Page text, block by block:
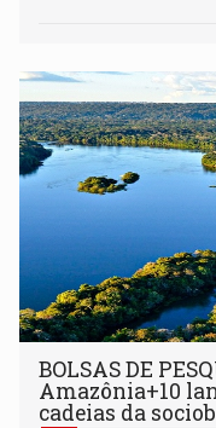
BOLSAS DE
Amazônia+10
cadeias da